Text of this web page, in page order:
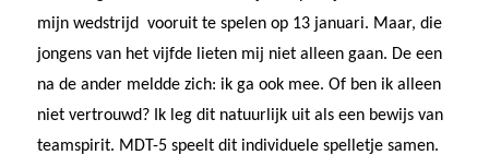
mijn wedstrijd vooruit te spelen op 13 januari. Maar, die
jongens van het vijfde lieten mij niet alleen gaan. De een
na de ander meldde zich: ik ga ook mee. Of ben ik alleen
niet vertrouwd? Ik leg dit natuurlijk uit als een bewijs van
teamspirit. MDT-5 speelt dit individuele spelletje samen.